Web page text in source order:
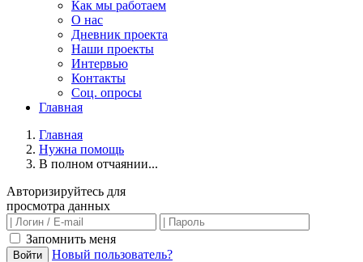
Как мы работаем
О нас
Дневник проекта
Наши проекты
Интервью
Контакты
Соц. опросы
Главная
Главная
Нужна помощь
В полном отчаянии...
Авторизируйтесь для
просмотра данных
Запомнить меня
Войти
Новый пользователь?